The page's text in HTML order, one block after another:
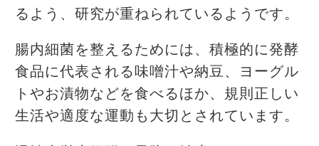
るよう、研究が重ねられているようです。
腸内細菌を整えるためには、積極的に発酵
食品に代表される味噌汁や納豆、ヨーグル
トやお漬物などを食べるほか、規則正しい
生活や適度な運動も大切とされています。